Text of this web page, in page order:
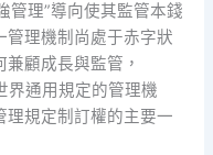
管理”導向使其監管本錢
管理機制尚處于赤字狀
顧成長與監管，
界通用規定的管理機
理規定制訂權的主要一